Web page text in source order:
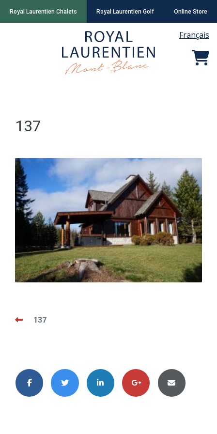
Royal Laurentien Chalets Royal Laurentien Golf Online Store
Français
137
navigation
137